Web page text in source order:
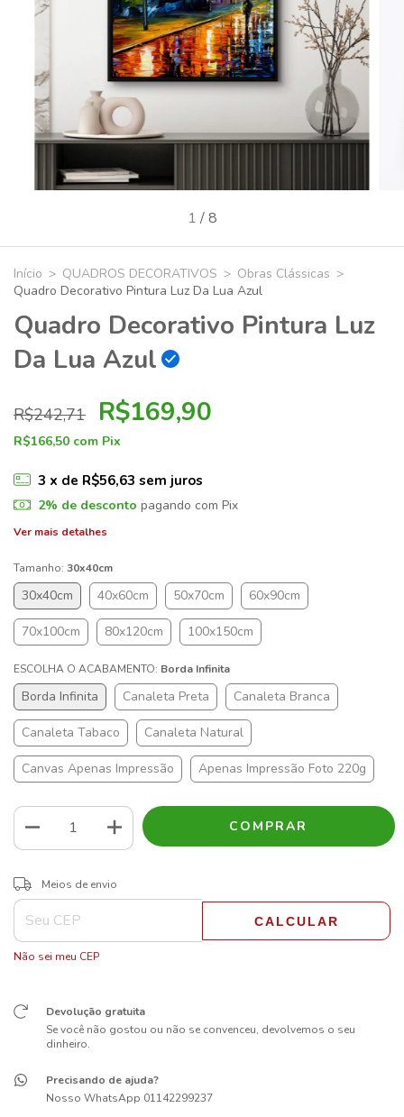
1 /8
Início > QUADROS DECORATIVOS > Obras Clássicas >
Quadro Decorativo Pintura Luz Da Lua Azul
Quadro Decorativo Pintura Luz
Da Lua Azul
R$242,71 R$169,90
R$166,50 com Pix
3 x de R$56,63 sem juros
2% de desconto pagando com Pix
Ver mais detalhes
Tamanho: 30x40cm
30x40cm 40x60cm 50x70cm 60x90cm
70x100cm 80x120cm 100x150cm
ESCOLHA O ACABAMENTO: Borda Infinita
Borda Infinita Canaleta Preta Canaleta Branca
Canaleta Tabaco Canaleta Natural
Canvas Apenas Impressão Apenas Impressão Foto 220g
Entregas para o CEP:
Meios de envio
CALCULAR
Não sei meu CEP
Devolução gratuita
Se você não gostou ou não se convenceu, devolvemos o seu
dinheiro.
Precisando de ajuda?
Nosso WhatsApp 01142299237